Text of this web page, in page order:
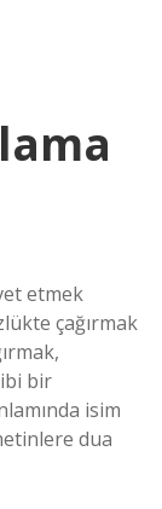
etmek
çağırmak
bir
isim
dua